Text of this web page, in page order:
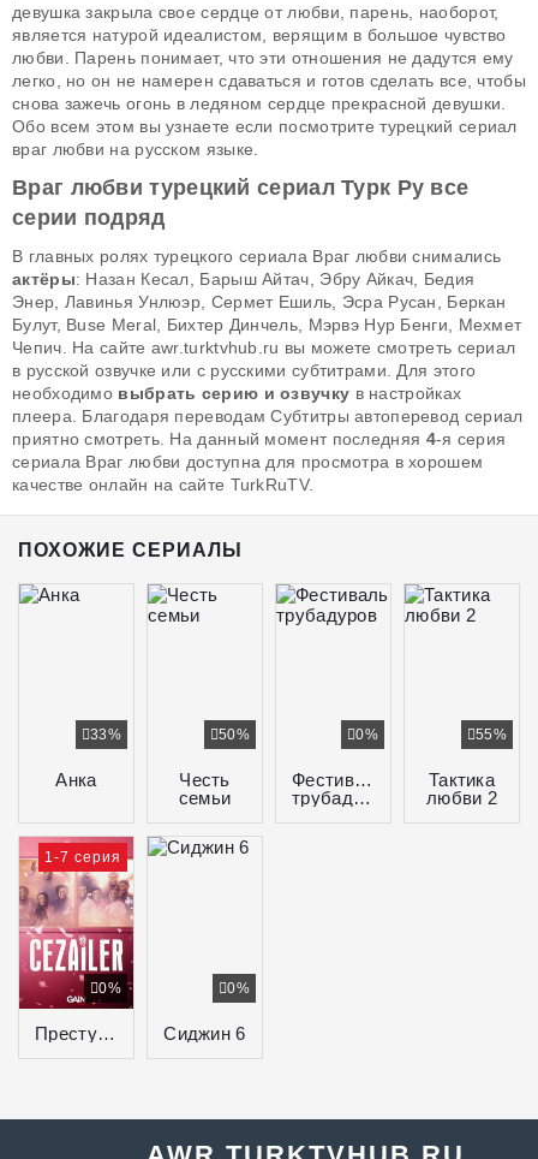
девушка закрыла свое сердце от любви, парень, наоборот,
является натурой идеалистом, верящим в большое чувство
любви. Парень понимает, что эти отношения не дадутся ему
легко, но он не намерен сдаваться и готов сделать все, чтобы
снова зажечь огонь в ледяном сердце прекрасной девушки.
Обо всем этом вы узнаете если посмотрите турецкий сериал
враг любви на русском языке.
Враг любви турецкий сериал Турк Ру все
серии подряд
В главных ролях турецкого сериала Враг любви снимались
актёры: Назан Кесал, Барыш Айтач, Эбру Айкач, Бедия
Энер, Лавинья Унлюэр, Сермет Ешиль, Эсра Русан, Беркан
Булут, Buse Meral, Бихтер Динчель, Мэрвэ Нур Бенги, Мехмет
Чепич. На сайте awr.turktvhub.ru вы можете смотреть сериал
в русской озвучке или с русскими субтитрами. Для этого
необходимо выбрать серию и озвучку в настройках
плеера. Благодаря переводам Субтитры автоперевод сериал
приятно смотреть. На данный момент последняя 4-я серия
сериала Враг любви доступна для просмотра в хорошем
качестве онлайн на сайте TurkRuTV.
ПОХОЖИЕ СЕРИАЛЫ
Анка
33%
Честь
семьи
50%
Фестиваль
трубадуров
0%
Тактика
любви 2
55%
Преступники
0%
1-7 серия
Сиджин 6
0%